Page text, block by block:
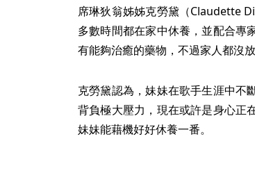
席琳狄翁姊姊克勞黛（Claudette
多數時間都在家中休養，並配合專
有能夠治癒的藥物，不過家人都沒放
克勞黛認為，妹妹在歌手生涯中不
背負極大壓力，現在或許是身心正
妹妹能藉機好好休養一番。